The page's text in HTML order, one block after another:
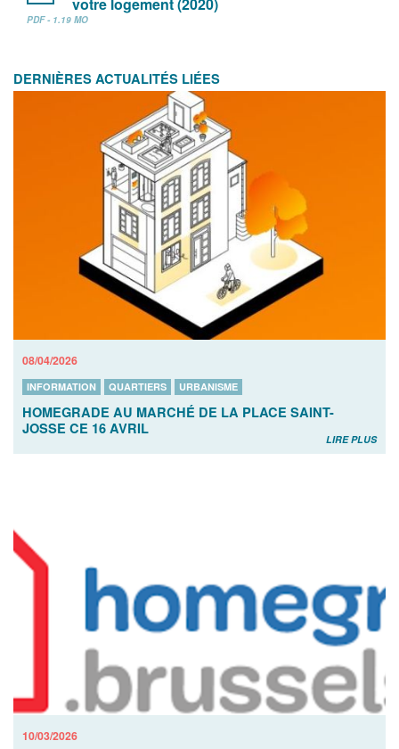
votre logement (2020)
PDF - 1.19 MO
DERNIÈRES ACTUALITÉS LIÉES
08/04/2026
INFORMATION QUARTIERS URBANISME
HOMEGRADE AU MARCHÉ DE LA PLACE SAINT-
JOSSE CE 16 AVRIL
LIRE PLUS
10/03/2026